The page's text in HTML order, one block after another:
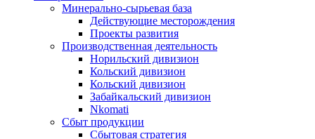
Минерально-сырьевая база
Действующие месторождения
Проекты развития
Производственная деятельность
Норильский дивизион
Кольский дивизион
Кольский дивизион
Забайкальский дивизион
Nkomati
Сбыт продукции
Сбытовая стратегия